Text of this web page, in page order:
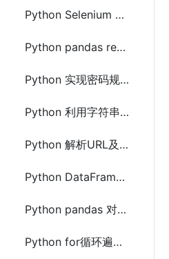
Python Selenium ChromeDriver 获取指定标签元素内的html
Python pandas read_html()获取动态或静态页面中的table表格数据到Excel文件
Python 实现密码规则验证(正则表达式)
Python 利用字符串切片实现文本内容加密及解密
Python 解析URL及参数的方法(Python2和Python3)
Python DataFrame按某一列中的值计算其它列的最大值和最小值
Python pandas 对两个DataFrame排序并合并连接的方法
Python for循环遍历字典(dict)的方法